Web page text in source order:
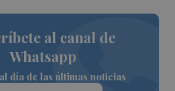
al canal de
Whatsapp
día de las últimas noticias